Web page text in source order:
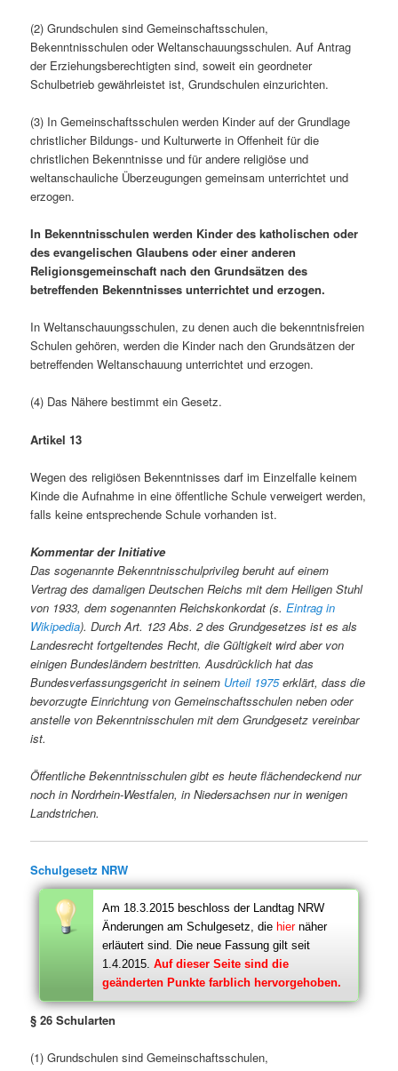
(2) Grundschulen sind Gemeinschaftsschulen,
Bekenntnisschulen oder Weltanschauungsschulen. Auf Antrag
der Erziehungsberechtigten sind, soweit ein geordneter
Schulbetrieb gewährleistet ist, Grundschulen einzurichten.
(3) In Gemeinschaftsschulen werden Kinder auf der Grundlage
christlicher Bildungs- und Kulturwerte in Offenheit für die
christlichen Bekenntnisse und für andere religiöse und
weltanschauliche Überzeugungen gemeinsam unterrichtet und
erzogen.
In Bekenntnisschulen werden Kinder des katholischen oder
des evangelischen Glaubens oder einer anderen
Religionsgemeinschaft nach den Grundsätzen des
betreffenden Bekenntnisses unterrichtet und erzogen.
In Weltanschauungsschulen, zu denen auch die bekenntnisfreien
Schulen gehören, werden die Kinder nach den Grundsätzen der
betreffenden Weltanschauung unterrichtet und erzogen.
(4) Das Nähere bestimmt ein Gesetz.
Artikel 13
Wegen des religiösen Bekenntnisses darf im Einzelfalle keinem
Kinde die Aufnahme in eine öffentliche Schule verweigert werden,
falls keine entsprechende Schule vorhanden ist.
Kommentar der Initiative
Das sogenannte Bekenntnisschulprivileg beruht auf einem
Vertrag des damaligen Deutschen Reichs mit dem Heiligen Stuhl
von 1933, dem sogenannten Reichskonkordat (s.Eintrag in
Wikipedia). Durch Art. 123 Abs. 2 des Grundgesetzes ist es als
Landesrecht fortgeltendes Recht, die Gültigkeit wird aber von
einigen Bundesländern bestritten. Ausdrücklich hat das
Bundesverfassungsgericht in seinem Urteil 1975erklärt, dass die
bevorzugte Einrichtung von Gemeinschaftsschulen neben oder
anstelle von Bekenntnisschulen mit dem Grundgesetz vereinbar
ist.
Öffentliche Bekenntnisschulen gibt es heute flächendeckend nur
noch in Nordrhein-Westfalen, in Niedersachsen nur in wenigen
Landstrichen.
Schulgesetz NRW
Am 18.3.2015 beschloss der Landtag NRW
Änderungen am Schulgesetz, diehiernäher
erläutert sind. Die neue Fassung gilt seit
1.4.2015.Auf dieser Seite sind die
geänderten Punkte farblich hervorgehoben.
§ 26 Schularten
(1) Grundschulen sind Gemeinschaftsschulen,